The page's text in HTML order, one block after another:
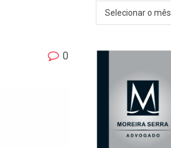
0
Arquivos
Selecionar o mês